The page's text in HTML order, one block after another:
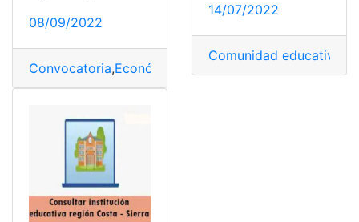
08/09/2022
Convocatoria,Económicas
14/07/2022
Comunidad educativa